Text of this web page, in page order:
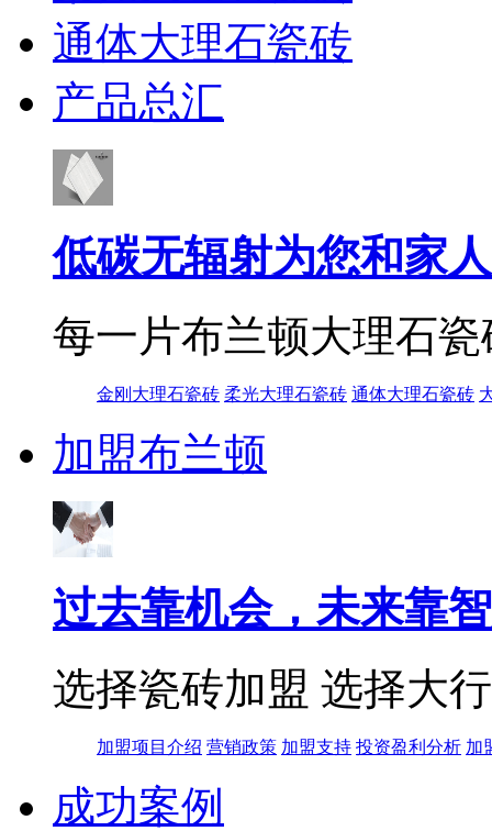
通体大理石瓷砖
产品总汇
低碳无辐射为您和家
每一片布兰顿大理石
金刚大理石瓷砖 柔光大理石瓷砖 通体大理石瓷砖
加盟布兰顿
过去靠机会，未来靠
选择瓷砖加盟 选择大
加盟项目介绍 营销政策 加盟支持 投资盈利分析 加
成功案例